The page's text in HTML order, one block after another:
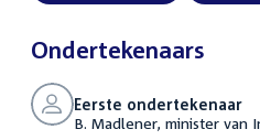
Ondertekenaars
Eerste ondertekenaar
B. Madlener, minister van